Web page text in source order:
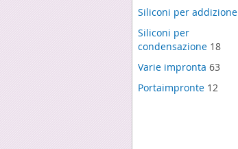
Siliconi per addizione
Siliconi per
condensazione 18
Varie impronta 63
Portaimpronte 12